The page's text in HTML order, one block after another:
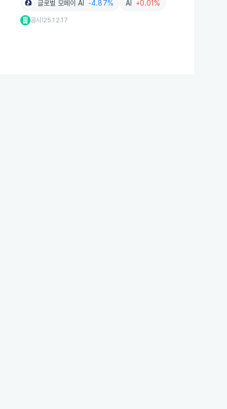
글로벌 모페이 AI -4.87% AI +0.01%
공시 25.12.17